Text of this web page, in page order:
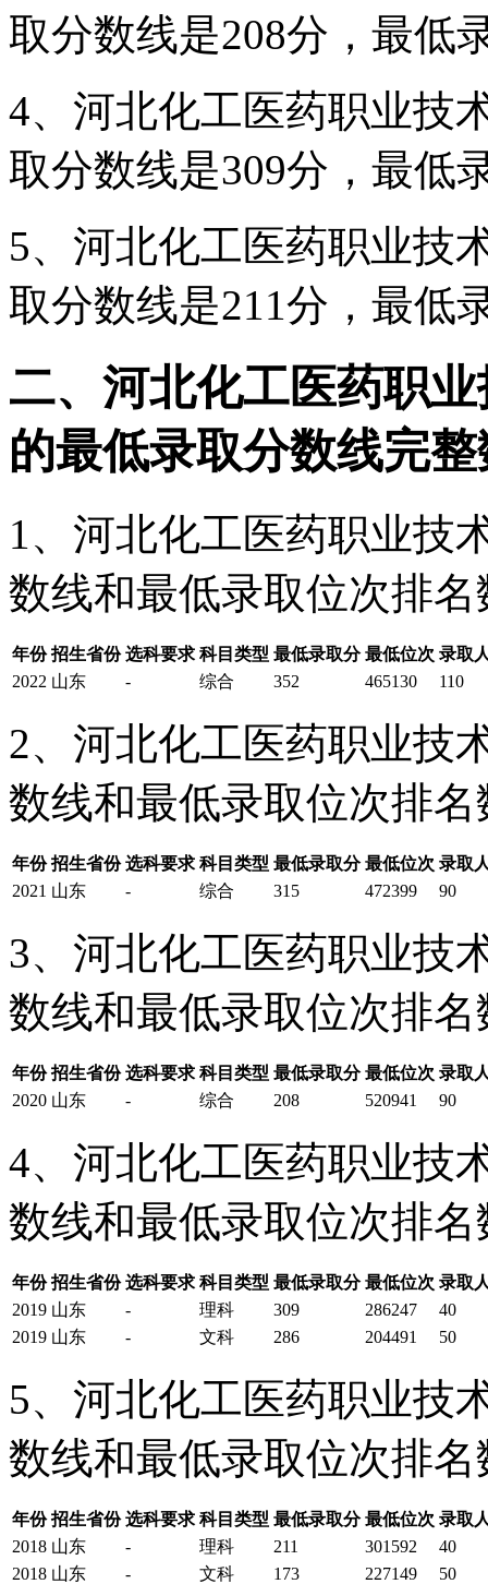
取分数线是208分，最低
4、河北化工医药职业技
取分数线是309分，最低
5、河北化工医药职业技
取分数线是211分，最低
二、河北化工医药职
的最低录取分数线完
1、河北化工医药职业技
数线和最低录取位次排名
年份 招生省份 选科要求 科目类型 最低录取分 最低位次 录取
2022 山东 - 综合 352 465130 110
2、河北化工医药职业技
数线和最低录取位次排名
年份 招生省份 选科要求 科目类型 最低录取分 最低位次 录取
2021 山东 - 综合 315 472399 90
3、河北化工医药职业技
数线和最低录取位次排名
年份 招生省份 选科要求 科目类型 最低录取分 最低位次 录取
2020 山东 - 综合 208 520941 90
4、河北化工医药职业技
数线和最低录取位次排名
年份 招生省份 选科要求 科目类型 最低录取分 最低位次 录取
2019 山东 - 理科 309 286247
40
2019 山东 - 文科 286 204491 50
5、河北化工医药职业技
数线和最低录取位次排名
年份 招生省份 选科要求 科目类型 最低录取分 最低位次 录取
2018 山东 - 理科 211 301592
40
2018 山东 - 文科 173 227149 50